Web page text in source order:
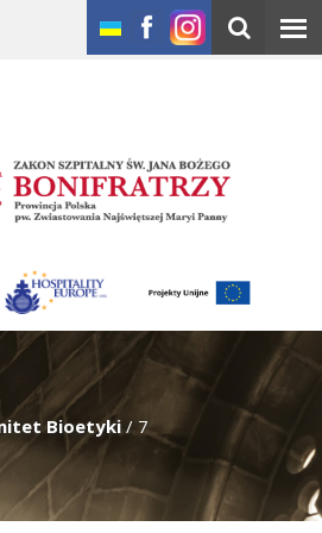
Bioetyki / 7